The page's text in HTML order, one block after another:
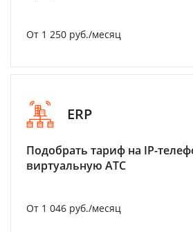
От 1 250 руб./месяц
ERP
Подобрать тариф на IP-
виртуальную АТС
От 1 046 руб./месяц